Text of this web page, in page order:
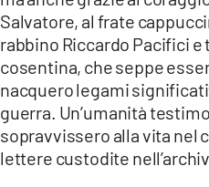
Salvatore, al frate
rabbino Riccardo Pacifici
cosentina, che seppe
nacquero legami
guerra. Un’umanità
sopravvissero alla vita nel
lettere custodite